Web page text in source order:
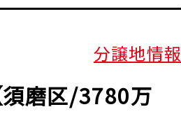
分譲地情報
須磨区/3780万